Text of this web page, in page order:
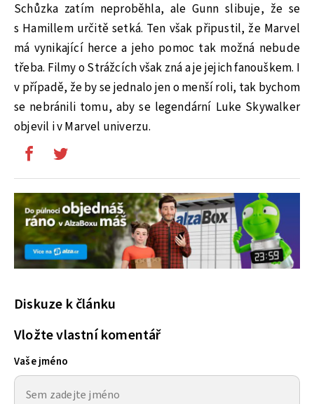
Schůzka zatím neproběhla, ale Gunn slibuje, že se
s Hamillem určitě setká. Ten však připustil, že Marvel
má vynikající herce a jeho pomoc tak možná nebude
třeba. Filmy o Strážcích však zná a je jejich fanouškem. I
v případě, že by se jednalo jen o menší roli, tak bychom
se nebránili tomu, aby se legendární Luke Skywalker
objevil i v Marvel univerzu.
Diskuze k článku
Vložte vlastní komentář
Vaše jméno